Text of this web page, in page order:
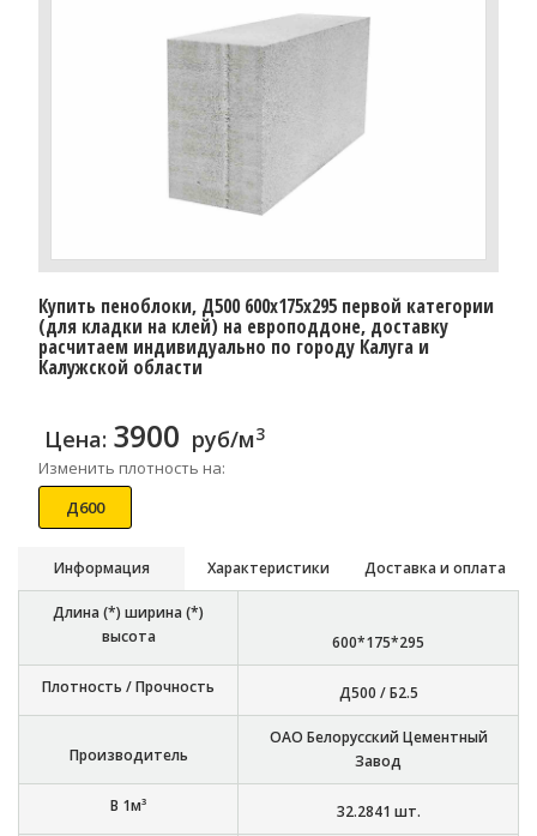
Купить пеноблоки, Д500 600x175x295 первой категории
(для кладки на клей) на европоддоне, доставку
расчитаем индивидуально по городу Калуга и
Калужской области
Цена: 3900 руб/м3
Изменить плотность на:
Д600
Информация Характеристики Доставка и оплата
Длина (*) ширина (*)
высота
600*175*295
Плотность / Прочность Д500 / Б2.5
Производитель
ОАО Белорусский Цементный
Завод
В 1м³ 32.2841 шт.